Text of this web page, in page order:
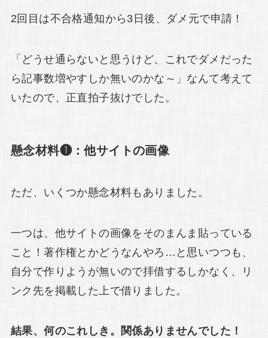
2回目は不合格通知から3日後、ダメ元で申請！
「どうせ通らないと思うけど、これでダメだった
ら記事数増やすしか無いのかな～」なんて考えて
いたので、正直拍子抜けでした。
懸念材料❶：他サイトの画像
ただ、いくつか懸念材料もありました。
一つは、他サイトの画像をそのまんま貼っている
こと！著作権とかどうなんやろ…と思いつつも、
自分で作りようが無いので拝借するしかなく、リ
ンク先を掲載した上で借りました。
結果、何のこれしき。関係ありませんでした！